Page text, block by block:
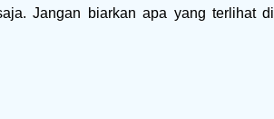
Jangan biarkan apa yang terlihat di